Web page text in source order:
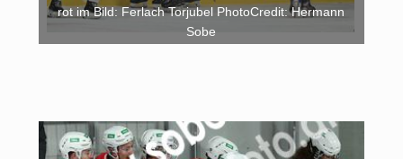
rot im Bild: Ferlach Torjubel PhotoCredit: Hermann
Sobe